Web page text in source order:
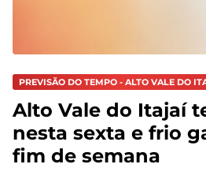
PREVISÃO DO TEMPO - ALTO VALE DO
Alto Vale do Itajaí
nesta sexta e frio
fim de semana